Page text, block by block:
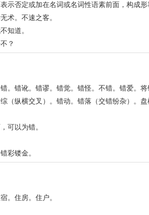
示否定或加在名词或名词性语素前面，构成
术。不速之客。
知道。
？
。错讹。错谬。错觉。错怪。不错。错爱。将
（纵横交叉）。错动。错落（交错纷杂）。盘
可以为错。
彩镂金。
。住房。住户。